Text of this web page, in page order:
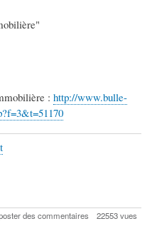
: http://www.bulle-
des commentaires 22553 vues